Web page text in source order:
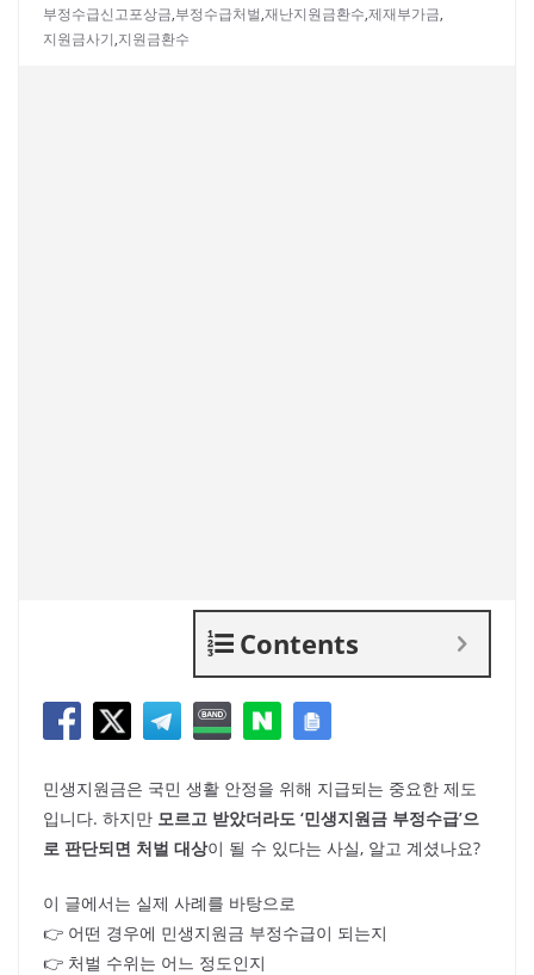
부정수급신고포상금,부정수급처벌,재난지원금환수,제재부가금,
지원금사기,지원금환수
Contents
민생지원금은 국민 생활 안정을 위해 지급되는 중요한 제도
입니다. 하지만 모르고 받았더라도 ‘민생지원금 부정수급’으
로 판단되면 처벌 대상이 될 수 있다는 사실, 알고 계셨나요?
이 글에서는 실제 사례를 바탕으로
👉 어떤 경우에 민생지원금 부정수급이 되는지
👉 처벌 수위는 어느 정도인지